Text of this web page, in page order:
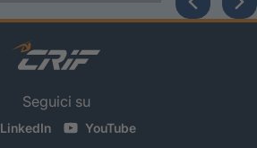
Seguici su
LinkedIn YouTube